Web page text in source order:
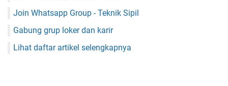
Join Whatsapp Group - Teknik Sipil
Gabung grup loker dan karir
Lihat daftar artikel selengkapnya